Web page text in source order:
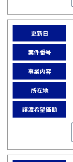
更新日
案件番号
事業内容
所在地
譲渡希望価額